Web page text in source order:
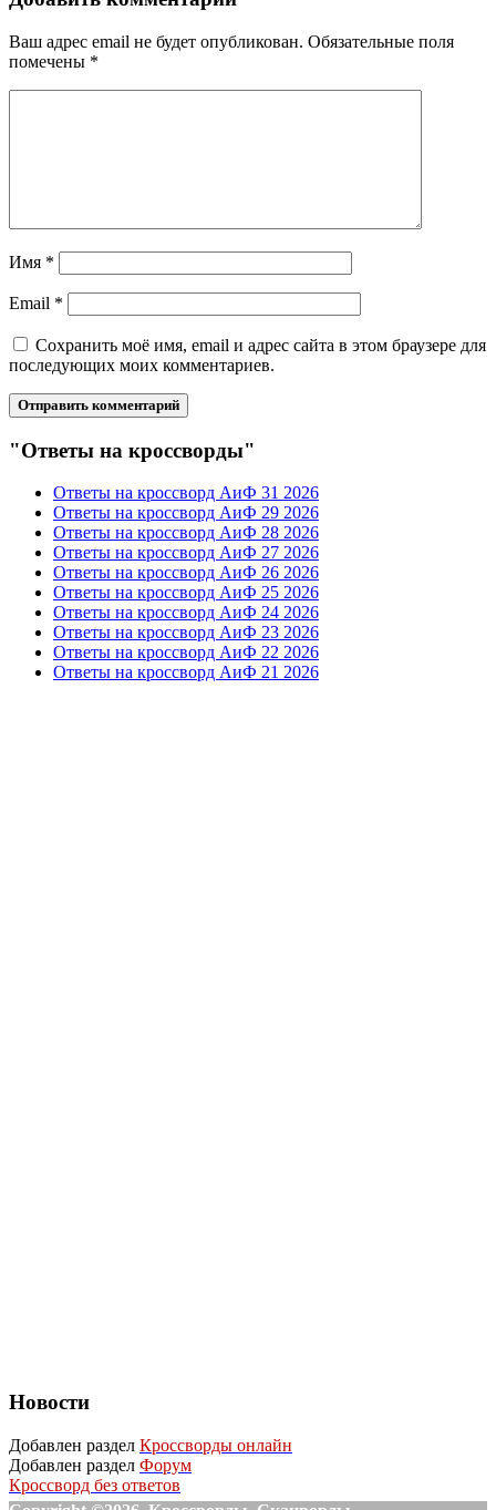
Ваш адрес email не будет опубликован. Обязательные поля
помечены *
Имя *
Email *
Сохранить моё имя, email и адрес сайта в этом браузере для
последующих моих комментариев.
"Ответы на кроссворды"
Ответы на кроссворд АиФ 31 2026
Ответы на кроссворд АиФ 29 2026
Ответы на кроссворд АиФ 28 2026
Ответы на кроссворд АиФ 27 2026
Ответы на кроссворд АиФ 26 2026
Ответы на кроссворд АиФ 25 2026
Ответы на кроссворд АиФ 24 2026
Ответы на кроссворд АиФ 23 2026
Ответы на кроссворд АиФ 22 2026
Ответы на кроссворд АиФ 21 2026
Новости
Добавлен раздел Кроссворды онлайн
Добавлен раздел Форум
Кроссворд без ответов